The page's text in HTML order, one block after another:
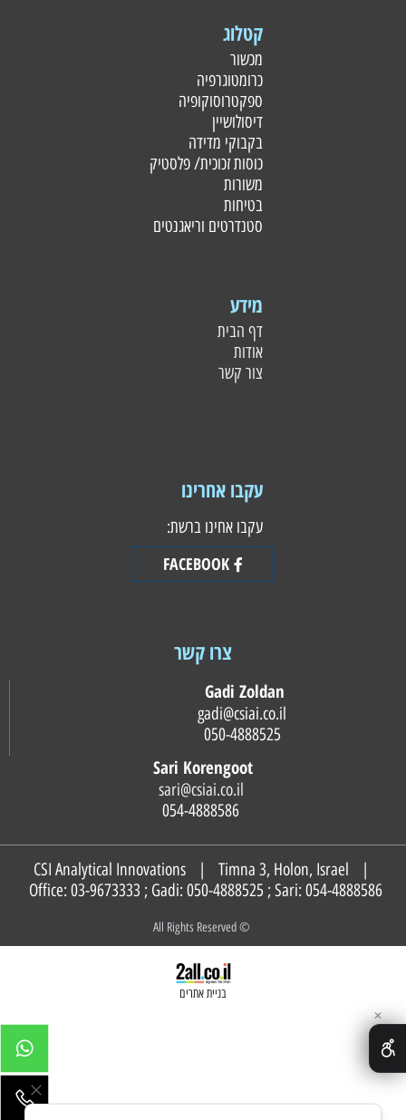
קטלוג
מכשור
כרומטוגרפיה
ספקטרוסוקופיה
דיסולושיין
בקבוקי מדידה
כוסות זכוכית/ פלסטיק
משורות
בטיחות
סטנדרטים וריאגנטים
מידע
דף הבית
אודות
צור קשר
עקבו אחרינו
עקבו אחינו ברשת:
FACEBOOK
צרו קשר
Gadi Zoldan
Sari Korengoot
sari@csiai.co.il
CSI Analytical Innovations | Timna 3, Holon, Israel |
Office: 03-9673333 ; Gadi: 050-4888525 ; Sari: 054-4888586
© All Rights Reserved
בניית אתרים
✕